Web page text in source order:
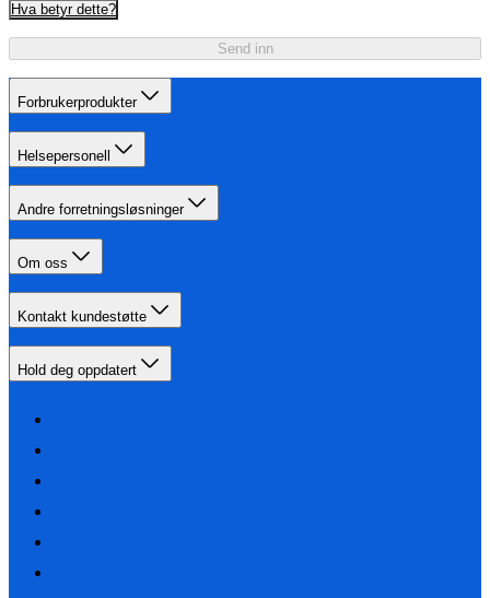
Hva betyr dette?
Send inn
Forbrukerprodukter
Helsepersonell
Andre forretningsløsninger
Om oss
Kontakt kundestøtte
Hold deg oppdatert